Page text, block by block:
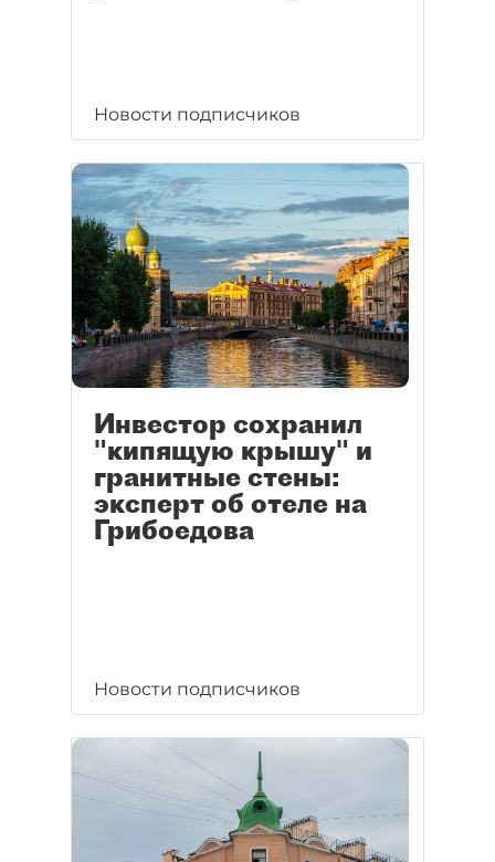
Новости подписчиков
Инвестор сохранил
"кипящую крышу" и
гранитные стены:
эксперт об отеле на
Грибоедова
Новости подписчиков